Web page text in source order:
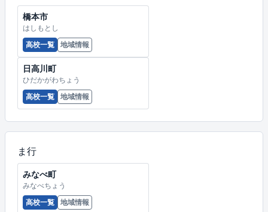
橋本市
はしもとし
高校一覧
地域情報
日高川町
ひだかがわちょう
高校一覧
地域情報
ま行
みなべ町
みなべちょう
高校一覧
地域情報